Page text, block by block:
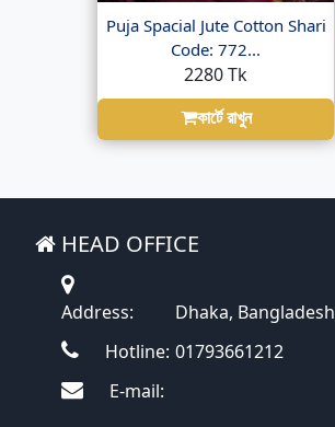
Puja Spacial Jute Cotton Shari
Code: 772...
2280 Tk
কার্টে রাখুন
HEAD OFFICE
Address:
Dhaka, Bangladesh
Hotline: 01793661212
E-mail: